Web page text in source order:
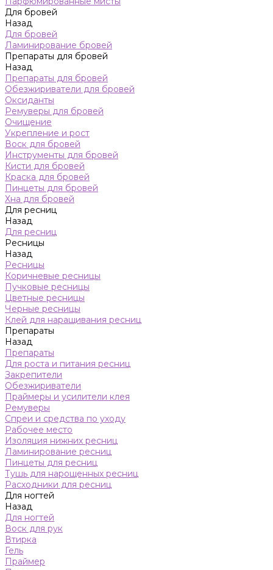
Для бровей
Назад
Для бровей
Ламинирование бровей
Препараты для бровей
Назад
Препараты для бровей
Обезжириватели для бровей
Оксиданты
Ремуверы для бровей
Очищение
Укрепление и рост
Воск для бровей
Инструменты для бровей
Кисти для бровей
Краска для бровей
Пинцеты для бровей
Хна для бровей
Для ресниц
Назад
Для ресниц
Ресницы
Назад
Ресницы
Коричневые ресницы
Пучковые ресницы
Цветные ресницы
Черные ресницы
Клей для наращивания ресниц
Препараты
Назад
Препараты
Для роста и питания ресниц
Закрепители
Обезжириватели
Праймеры и усилители клея
Ремуверы
Спреи и средства по уходу
Рабочее место
Изоляция нижних ресниц
Ламинирование ресниц
Пинцеты для ресниц
Тушь для нарощенных ресниц
Расходники для ресниц
Для ногтей
Назад
Для ногтей
Воск для рук
Втирка
Гель
Праймер